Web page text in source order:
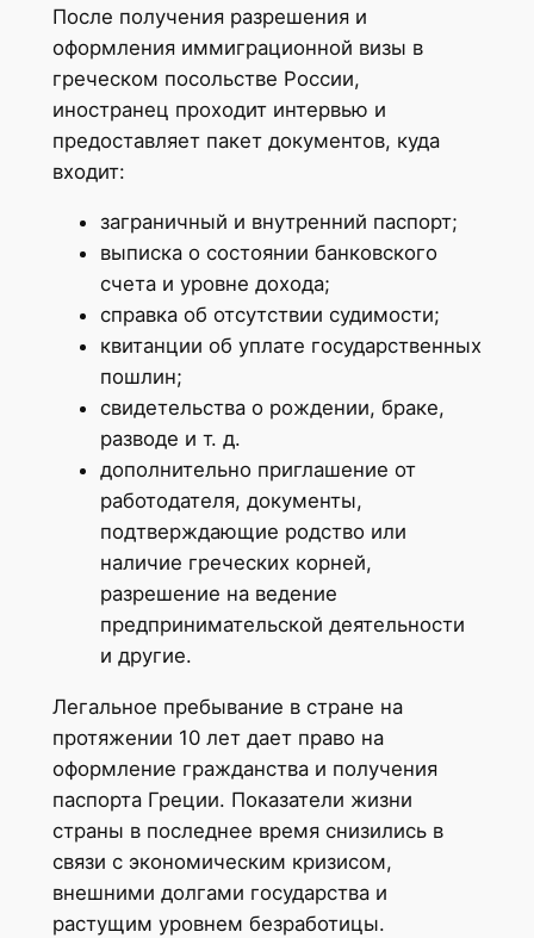
После получения разрешения и
оформления иммиграционной визы в
греческом посольстве России,
иностранец проходит интервью и
предоставляет пакет документов, куда
входит:
заграничный и внутренний паспорт;
выписка о состоянии банковского
счета и уровне дохода;
справка об отсутствии судимости;
квитанции об уплате государственных
пошлин;
свидетельства о рождении, браке,
разводе и т. д.
дополнительно приглашение от
работодателя, документы,
подтверждающие родство или
наличие греческих корней,
разрешение на ведение
предпринимательской деятельности
и другие.
Легальное пребывание в стране на
протяжении 10 лет дает право на
оформление гражданства и получения
паспорта Греции. Показатели жизни
страны в последнее время снизились в
связи с экономическим кризисом,
внешними долгами государства и
растущим уровнем безработицы.